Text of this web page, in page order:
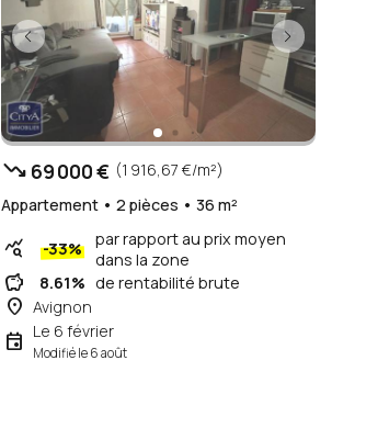
trending_down 69 000 € (1 916,67 €/m²)
Appartement • 2 pièces • 36 m²
query_stats -33%
par rapport au prix moyen
dans la zone
savings 8.61% de rentabilité brute
place Avignon
event Le 6 février
Modifié le 6 août